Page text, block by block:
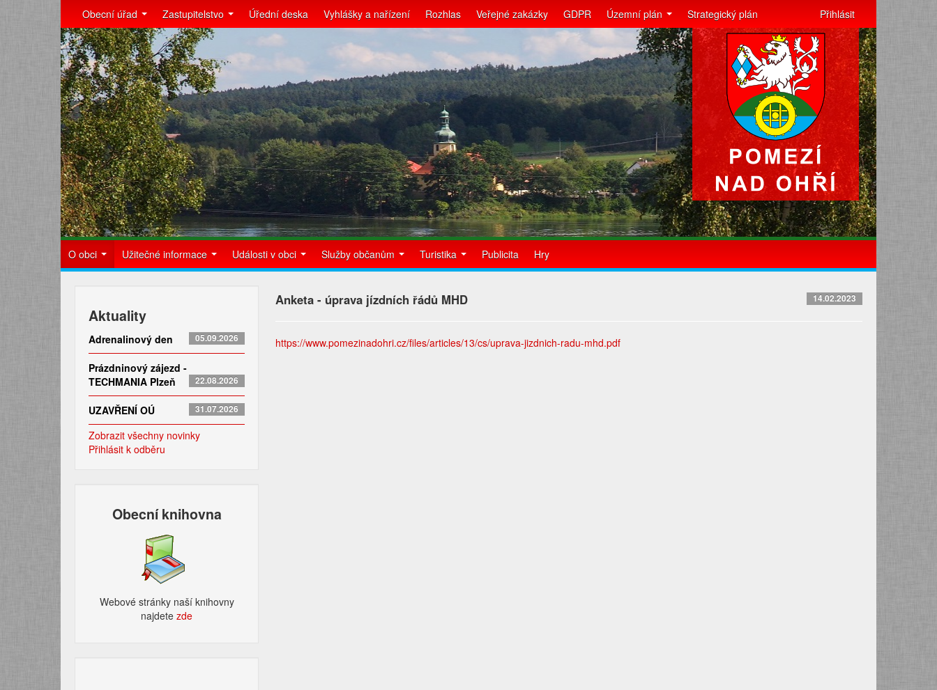
Obecní úřad Zastupitelstvo Úřední deska Vyhlášky a nařízení Rozhlas Veřejné zakázky GDPR Územní plán Strategický plán Přihlásit
O obci Užitečné informace Události v obci Služby občanům Turistika Publicita Hry
Aktuality
Adrenalinový den 05.09.2026
Prázdninový zájezd -
TECHMANIA Plzeň
22.08.2026
UZAVŘENÍ OÚ 31.07.2026
Zobrazit všechny novinky
Přihlásit k odběru
Obecní knihovna
Webové stránky naší knihovny
najdetezde​
Anketa - úprava jízdních řádů MHD 14.02.2023
https://www.pomezinadohri.cz/files/articles/13/cs/uprava-jizdnich-radu-mhd.pdf